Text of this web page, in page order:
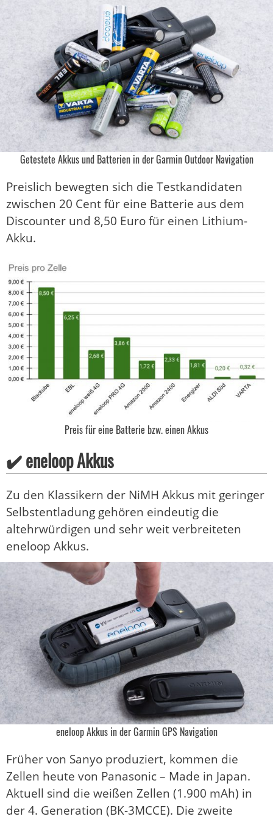
Getestete Akkus und Batterien in der Garmin Outdoor Navigation
Preislich bewegten sich die Testkandidaten
zwischen 20 Cent für eine Batterie aus dem
Discounter und 8,50 Euro für einen Lithium-
Akku.
Preis für eine Batterie bzw. einen Akkus
✔️ eneloop Akkus
Zu den Klassikern der NiMH Akkus mit geringer
Selbstentladung gehören eindeutig die
altehrwürdigen und sehr weit verbreiteten
eneloop Akkus.
eneloop Akkus in der Garmin GPS Navigation
Früher von Sanyo produziert, kommen die
Zellen heute von Panasonic – Made in Japan.
Aktuell sind die weißen Zellen (1.900 mAh) in
der 4. Generation (BK-3MCCE). Die zweite